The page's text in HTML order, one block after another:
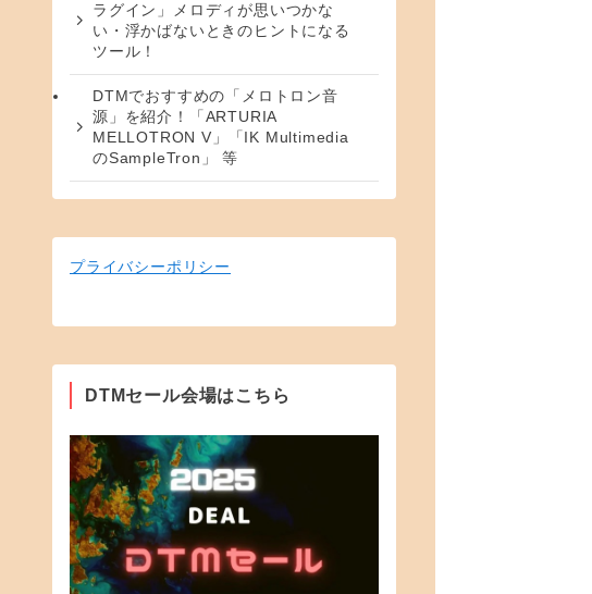
ラグイン」メロディが思いつかな
い・浮かばないときのヒントになる
ツール！
DTMでおすすめの「メロトロン音
源」を紹介！「ARTURIA
MELLOTRON V」「IK Multimedia
のSampleTron」 等
プライバシーポリシー
DTMセール会場はこちら